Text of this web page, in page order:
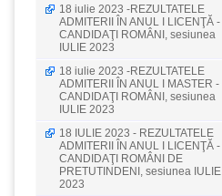
18 iulie 2023 -REZULTATELE
ADMITERII ÎN ANUL I LICENŢĂ -
CANDIDAŢI ROMÂNI, sesiunea
IULIE 2023
18 iulie 2023 -REZULTATELE
ADMITERII ÎN ANUL I MASTER -
CANDIDAŢI ROMÂNI, sesiunea
IULIE 2023
18 IULIE 2023 - REZULTATELE
ADMITERII ÎN ANUL I LICENŢĂ -
CANDIDAŢI ROMÂNI DE
PRETUTINDENI, sesiunea IULIE
2023